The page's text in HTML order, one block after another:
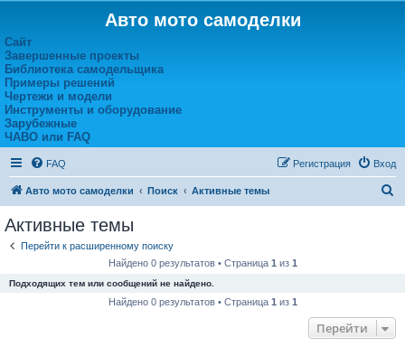
Авто мото самоделки
Сайт
Завершенные проекты
Библиотека самодельщика
Примеры решений
Чертежи и модели
Инструменты и оборудование
Зарубежные
ЧАВО или FAQ
FAQ Вход
Регистрация
Авто мото самоделки Поиск Активные темы
Активные темы
Перейти к расширенному поиску
Найдено 0 результатов • Страница 1 из 1
Подходящих тем или сообщений не найдено.
Найдено 0 результатов • Страница 1 из 1
Перейти